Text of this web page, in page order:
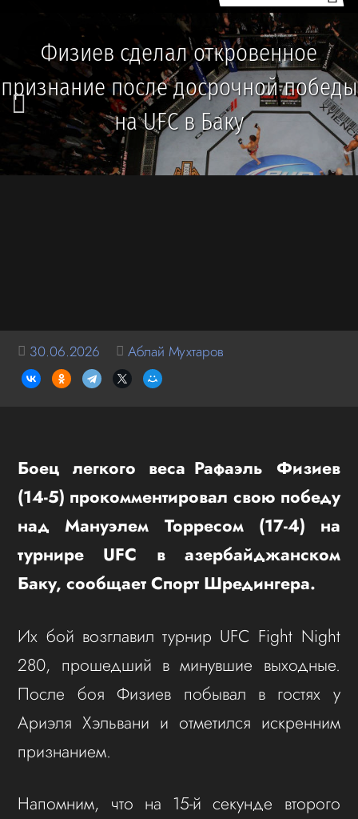
Физиев сделал откровенное
признание после досрочной победы
на UFC в Баку
30.06.2026 Аблай Мухтаров
Боец легкого веса Рафаэль Физиев
(14-5) прокомментировал свою победу
над Мануэлем Торресом (17-4) на
турнире UFC в азербайджанском
Баку, сообщает Спорт Шредингера.
Их бой возглавил турнир UFC Fight Night
280, прошедший в минувшие выходные.
После боя Физиев побывал в гостях у
Ариэля Хэльвани и отметился искренним
признанием.
Напомним, что на 15-й секунде второго